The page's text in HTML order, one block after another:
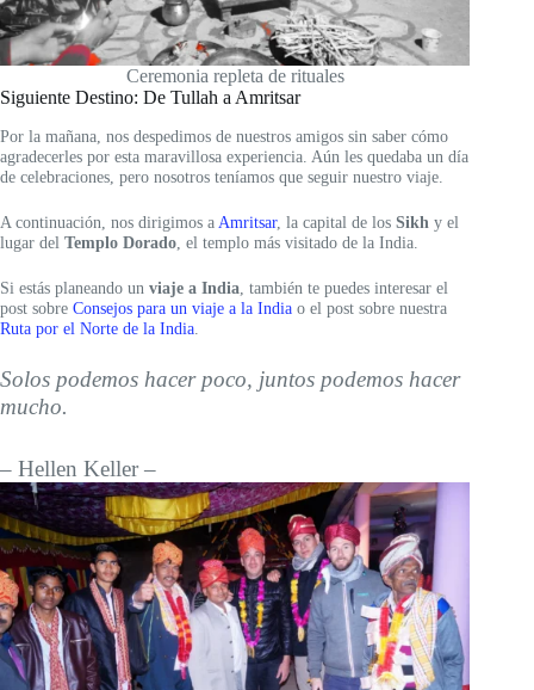
Ceremonia repleta de rituales
Siguiente Destino: De Tullah a Amritsar
Por la mañana, nos despedimos de nuestros amigos sin saber cómo
agradecerles por esta maravillosa experiencia. Aún les quedaba un día
de celebraciones, pero nosotros teníamos que seguir nuestro viaje.
A continuación, nos dirigimos a Amritsar, la capital de los Sikh y el
lugar del Templo Dorado , el templo más visitado de la India.
Si estás planeando un viaje a India, también te puedes interesar el
post sobre Consejos para un viaje a la India o el post sobre nuestra
Ruta por el Norte de la India.
Solos podemos hacer poco, juntos podemos hacer
mucho.
– Hellen Keller –